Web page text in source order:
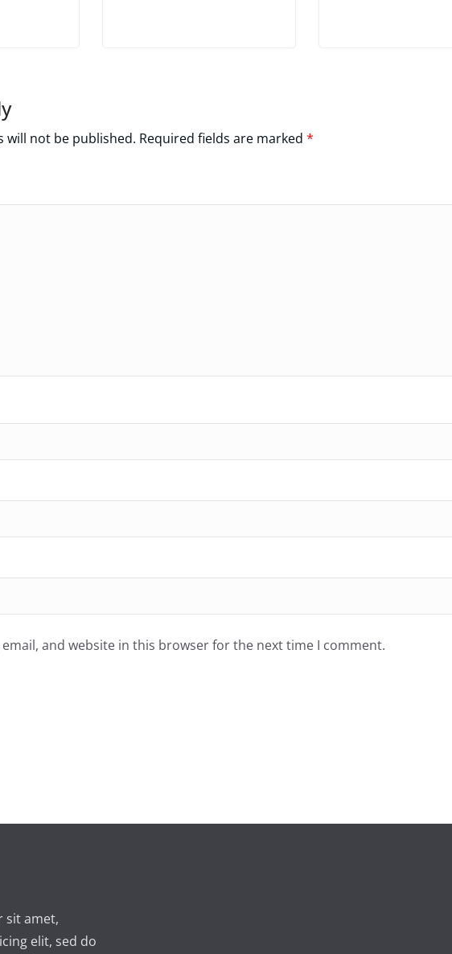
will not be published. Required fields are marked *
email, and website in this browser for the next time I comment.
sit amet,
elit, sed do